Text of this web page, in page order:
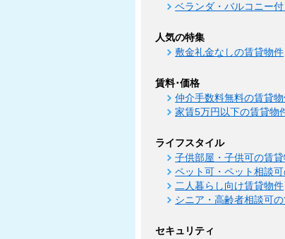
ベランダ・バルコニー
人気の特集
敷金礼金なしの賃貸物件
賃料･価格
仲介手数料無料の賃貸
家賃5万円以下の賃貸物
ライフスタイル
子供部屋・子供可の賃
ペット可・ペット相談
二人暮らし向け賃貸物件
シニア・高齢者相談可
セキュリティ